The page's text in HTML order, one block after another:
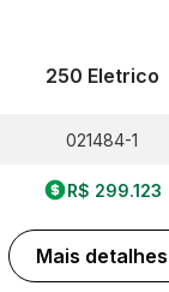
250 Eletrico
021484-1
R$ 299.123
Mais detalhes